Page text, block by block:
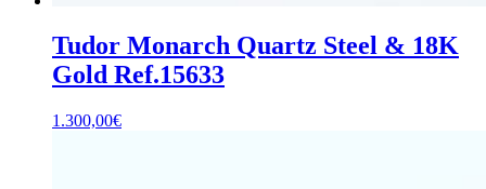
Tudor Monarch Quartz Steel & 18K
Gold Ref.15633
1.300,00€